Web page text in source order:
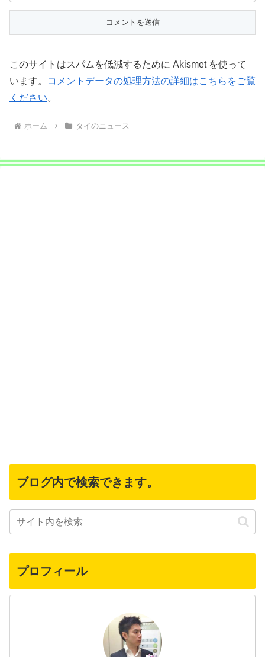
このサイトはスパムを低減するために Akismet を使って
います。
コメントデータの処理方法の詳細はこちらをご覧
ください。
ホーム タイのニュース
ブログ内で検索できます。
プロフィール